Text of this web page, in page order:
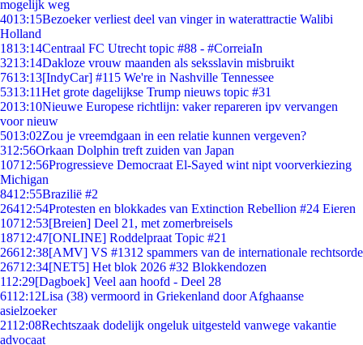
mogelijk weg
4013:15Bezoeker verliest deel van vinger in waterattractie Walibi
Holland
1813:14Centraal FC Utrecht topic #88 - #CorreiaIn
3213:14Dakloze vrouw maanden als seksslavin misbruikt
7613:13[IndyCar] #115 We're in Nashville Tennessee
5313:11Het grote dagelijkse Trump nieuws topic #31
2013:10Nieuwe Europese richtlijn: vaker repareren ipv vervangen
voor nieuw
5013:02Zou je vreemdgaan in een relatie kunnen vergeven?
312:56Orkaan Dolphin treft zuiden van Japan
10712:56Progressieve Democraat El-Sayed wint nipt voorverkiezing
Michigan
8412:55Brazilië #2
26412:54Protesten en blokkades van Extinction Rebellion #24 Eieren
10712:53[Breien] Deel 21, met zomerbreisels
18712:47[ONLINE] Roddelpraat Topic #21
26612:38[AMV] VS #1312 spammers van de internationale rechtsorde
26712:34[NET5] Het blok 2026 #32 Blokkendozen
112:29[Dagboek] Veel aan hoofd - Deel 28
6112:12Lisa (38) vermoord in Griekenland door Afghaanse
asielzoeker
2112:08Rechtszaak dodelijk ongeluk uitgesteld vanwege vakantie
advocaat